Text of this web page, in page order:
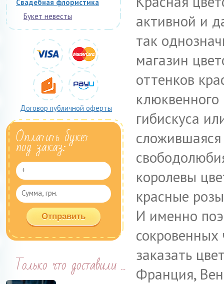
Свадебная флористика
Букет невесты
Договор публичной оферты
Оплатить букет
под заказ:
Только что доставили ...
активной и
так
магазин
оттенков
гибискуса
королевы
красные
И именно
заказать
Франция,